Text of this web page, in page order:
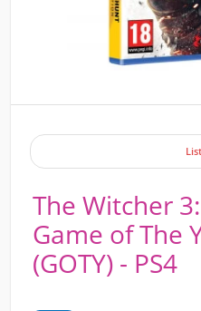
The Witcher
Game of The
(GOTY) - PS4